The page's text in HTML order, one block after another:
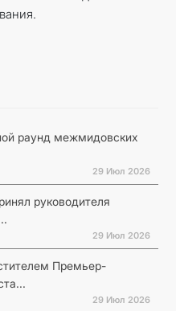
раунд межмидовских
29 Июл 2026
руководителя
29 Июл 2026
Премьер-
29 Июл 2026